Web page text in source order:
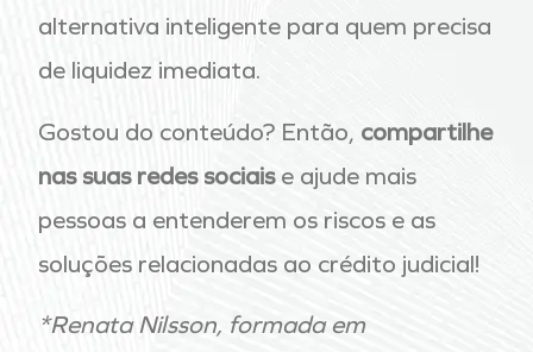
alternativa inteligente para quem precisa
de liquidez imediata.
Gostou do conteúdo? Então, compartilhe
nas suas redes sociaise ajude mais
pessoas a entenderem os riscos e as
soluções relacionadas ao crédito judicial!
*Renata Nilsson, formada em